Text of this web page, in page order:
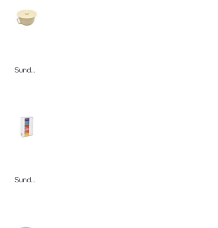
Sundo Nachttopf für Erwachsene mit Deckel Kunststoff elfenbein
Sundo Medikamentendosierer "7 x 3" weiß